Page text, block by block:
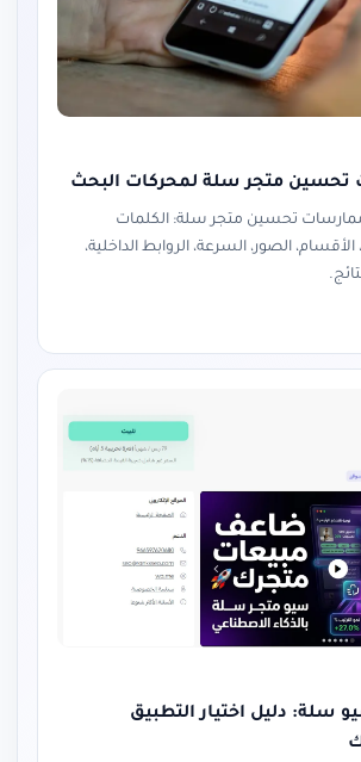
متجر سلة لمحركات البحث
تحسين متجر سلة: الكلمات
الأقسام، الصور، السرعة، الروابط الداخلية،
سلة: دليل اختيار التطبيق